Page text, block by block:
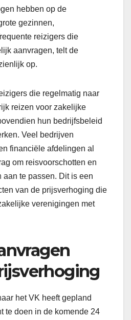
hebben op de
gezinnen,
reizigers die
aanvragen, telt de
op.
die regelmatig naar
reizen voor zakelijke
hun bedrijfsbeleid
Veel bedrijven
financiële afdelingen al
om reisvoorschotten en
te passen. Dit is een
van de prijsverhoging die
verenigingen met
het VK heeft gepland
te doen in de komende 24